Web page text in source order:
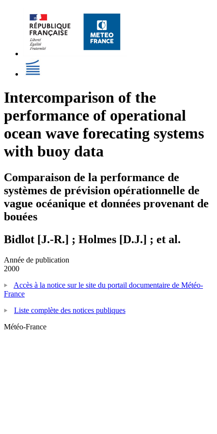
Intercomparison of the
performance of operational
ocean wave forecating systems
with buoy data
Comparaison de la performance de
systèmes de prévision opérationnelle de
vague océanique et données provenant de
bouées
Bidlot [J.-R.] ; Holmes [D.J.] ; et al.
Année de publication
2000
Accès à la notice sur le site du portail documentaire de Météo-
France
Liste complète des notices publiques
Météo-France